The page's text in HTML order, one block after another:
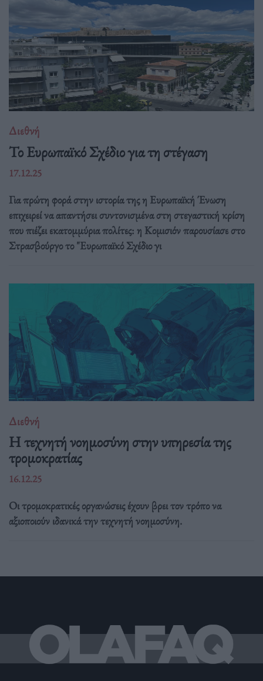
Διεθνή
Το Ευρωπαϊκό Σχέδιο για τη στέγαση
17.12.25
Για πρώτη φορά στην ιστορία της η Ευρωπαϊκή Ένωση
επιχειρεί να απαντήσει συντονισμένα στη στεγαστική κρίση
που πιέζει εκατομμύρια πολίτες: η Κομισιόν παρουσίασε στο
Στρασβούργο το "Ευρωπαϊκό Σχέδιο γι
Διεθνή
Η τεχνητή νοημοσύνη στην υπηρεσία της
τρομοκρατίας
16.12.25
Οι τρομοκρατικές οργανώσεις έχουν βρει τον τρόπο να
αξιοποιούν ιδανικά την τεχνητή νοημοσύνη.